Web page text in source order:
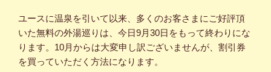
ユースに温泉を引いて以来、多くのお客さまにご好評頂
いた無料の外湯巡りは、今日9月30日をもって終わりにな
ります。10月からは大変申し訳ございませんが、割引券
を買っていただく方法になります。